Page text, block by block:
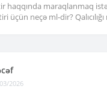
haqqında maraqlanmaq
üçün neçə ml-dir?
2026